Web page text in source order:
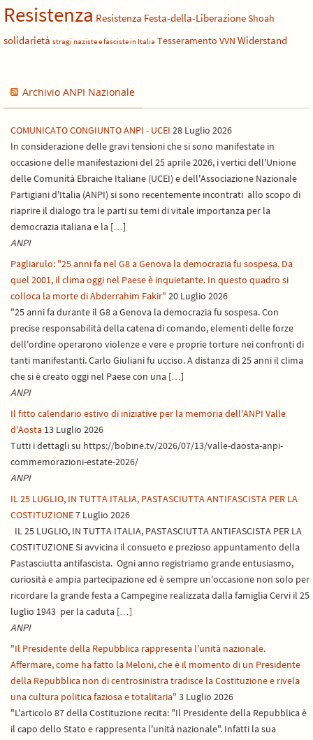
Resistenza Resistenza Festa-della-LiberazioneShoah
solidarietà stragi naziste e fasciste in Italia Tesseramento VVN Widerstand
Archivio ANPI Nazionale
COMUNICATO CONGIUNTO ANPI - UCEI 28 Luglio 2026
In considerazione delle gravi tensioni che si sono manifestate in
occasione delle manifestazioni del 25 aprile 2026, i vertici dell'Unione
delle Comunità Ebraiche Italiane (UCEI) e dell'Associazione Nazionale
Partigiani d'Italia (ANPI) si sono recentemente incontrati allo scopo di
riaprire il dialogo tra le parti su temi di vitale importanza per la
democrazia italiana e la […]
ANPI
Pagliarulo: "25 anni fa nel G8 a Genova la democrazia fu sospesa. Da
quel 2001, il clima oggi nel Paese è inquietante. In questo quadro si
colloca la morte di Abderrahim Fakir" 20 Luglio 2026
"25 anni fa durante il G8 a Genova la democrazia fu sospesa. Con
precise responsabilità della catena di comando, elementi delle forze
dell'ordine operarono violenze e vere e proprie torture nei confronti di
tanti manifestanti. Carlo Giuliani fu ucciso. A distanza di 25 anni il clima
che si è creato oggi nel Paese con una […]
ANPI
Il fitto calendario estivo di iniziative per la memoria dell'ANPI Valle
d'Aosta 13 Luglio 2026
Tutti i dettagli su https://bobine.tv/2026/07/13/valle-daosta-anpi-
commemorazioni-estate-2026/
ANPI
IL 25 LUGLIO, IN TUTTA ITALIA, PASTASCIUTTA ANTIFASCISTA PER LA
COSTITUZIONE7 Luglio 2026
IL 25 LUGLIO, IN TUTTA ITALIA, PASTASCIUTTA ANTIFASCISTA PER LA
COSTITUZIONE Si avvicina il consueto e prezioso appuntamento della
Pastasciutta antifascista. Ogni anno registriamo grande entusiasmo,
curiosità e ampia partecipazione ed è sempre un'occasione non solo per
ricordare la grande festa a Campegine realizzata dalla famiglia Cervi il 25
luglio 1943 per la caduta […]
ANPI
"Il Presidente della Repubblica rappresenta l'unità nazionale.
Affermare, come ha fatto la Meloni, che è il momento di un Presidente
della Repubblica non di centrosinistra tradisce la Costituzione e rivela
una cultura politica faziosa e totalitaria" 3 Luglio 2026
"L'articolo 87 della Costituzione recita: "Il Presidente della Repubblica è
il capo dello Stato e rappresenta l'unità nazionale". Infatti la sua